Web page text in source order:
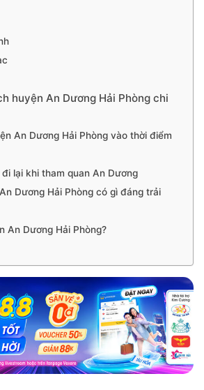
huyện An Dương Hải Phòng chi
An Dương Hải Phòng vào thời điểm
lại khi tham quan An Dương
Dương Hải Phòng có gì đáng trải
An Dương Hải Phòng?